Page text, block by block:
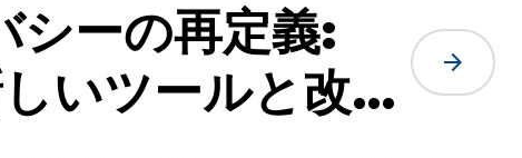
シーの再定義:
ツールと改善
arrow_forward